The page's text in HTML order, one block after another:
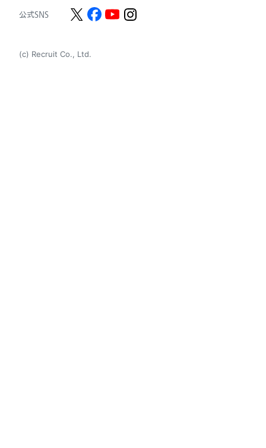
(c) Recruit Co., Ltd.
公式SNS